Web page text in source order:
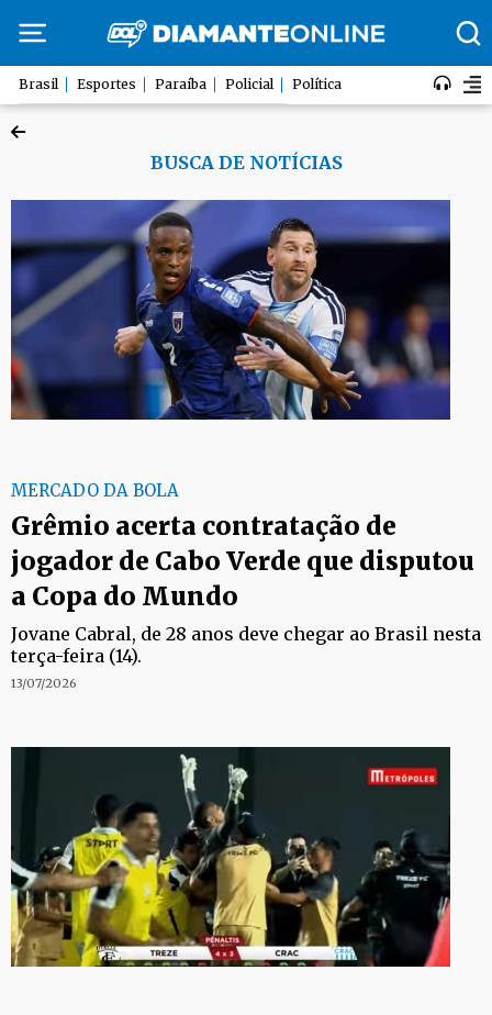
Brasil Esportes Paraíba Policial Política
BUSCA DE NOTÍCIAS
MERCADO DA BOLA
Grêmio acerta contratação de
jogador de Cabo Verde que disputou
a Copa do Mundo
Jovane Cabral, de 28 anos deve chegar ao Brasil nesta
terça-feira (14).
13/07/2026